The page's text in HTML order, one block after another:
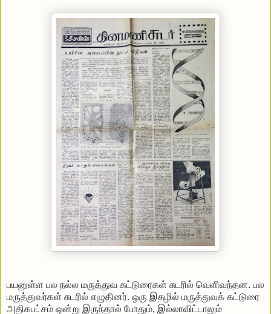
பயனுள்ள பல நல்ல மருத்துவ கட்டுரைகள் சுடரில் வெளிவந்தன. பல
மருத்துவர்கள் சுடரில் எழுதினர். ஒரு இதழில் மருத்துவக் கட்டுரை
அதிகபட்சம் ஒன்று இருந்தால் போதும், இல்லாவிட்டாலும்